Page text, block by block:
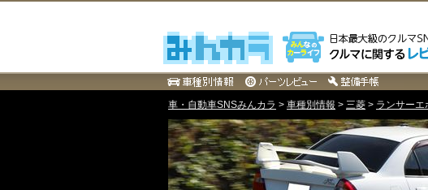
車・自動車SNSみんカラ > 車種別情報 > 三菱 > ランサーエ